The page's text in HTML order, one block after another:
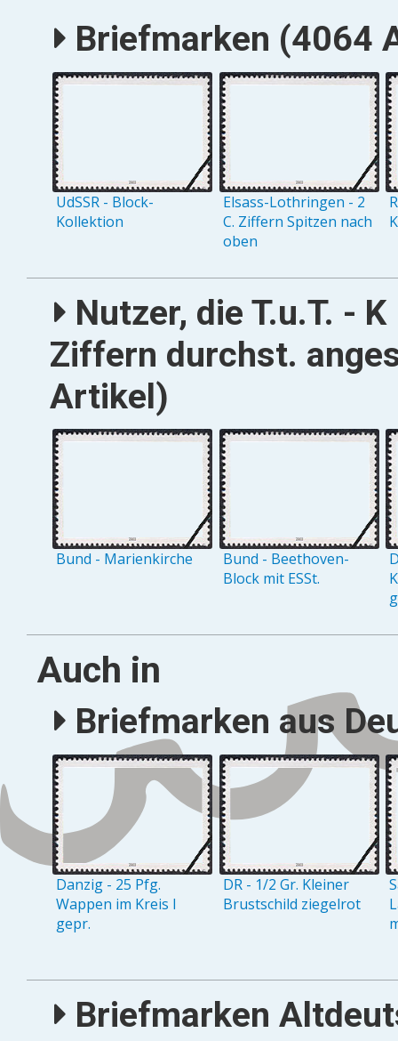
Briefmarken (4064
UdSSR - Block-
Kollektion
Elsass-Lothringen - 2
C. Ziffern Spitzen nach
oben
Nutzer, die T.u.T. -
Ziffern durchst.
Artikel)
Bund - Marienkirche
Bund - Beethoven-
Block mit ESSt.
Auch in
Briefmarken aus
Danzig - 25 Pfg.
Wappen im Kreis I
gepr.
DR - 1/2 Gr. Kleiner
Brustschild ziegelrot
Briefmarken